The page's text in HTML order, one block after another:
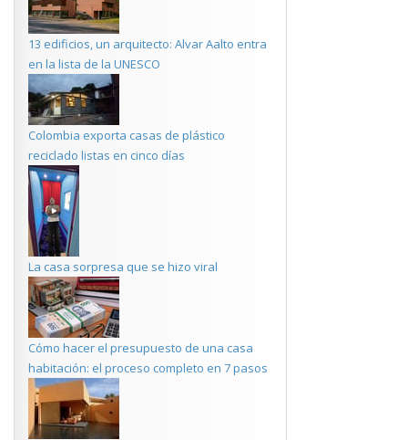
13 edificios, un arquitecto: Alvar Aalto entra
en la lista de la UNESCO
Colombia exporta casas de plástico
reciclado listas en cinco días
La casa sorpresa que se hizo viral
Cómo hacer el presupuesto de una casa
habitación: el proceso completo en 7 pasos